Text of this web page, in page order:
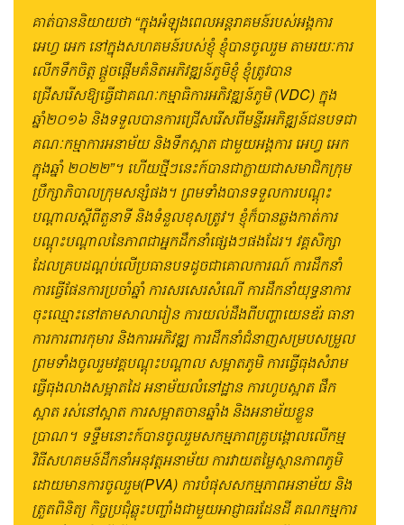
គាត់បាននិយាយថា “ក្នុងអំឡុងពេលអន្តរាគមន៍របស់អង្គការ
អេហ្វ អេក នៅក្នុងសហគមន៍របស់ខ្ញុំ ខ្ញុំបានចូលរួម តាមរយៈការ
លើកទឹកចិត្ត ផ្តួចផ្តើមគំនិតអភិវឌ្ឍន៍ភូមិខ្ញុំ ខ្ញុំត្រូវបាន
ជ្រើសរើសឱ្យធ្វើជាគណៈកម្មាធិការអភិវឌ្ឍន៍ភូមិ (VDC) ក្នុង
ឆ្នាំ២០១៦ និងទទួលបានការជ្រើសរើសពីមន្ទីរអភិឌ្ឍន៍ជនបទជា
គណៈកម្មាការអនាម័យ និងទឹកស្អាត ជាមួយអង្គការ អេហ្វ អេក
ក្នុងឆ្នាំ ២០២២”។ ហើយថ្មីៗនេះក៍បានជាក្លាយជាសមាជិកក្រុម
ប្រឹក្សាភិបាលក្រុមសន្សំផង។ ព្រមទាំងបានទទួលការបណ្តុះ
បណ្តាលស្តីពីតួនាទី និងទំនួលខុសត្រូវ។ ខ្ញុំក៏បានឆ្លងកាត់ការ
បណ្តុះបណ្តាលនៃភាពជាអ្នកដឹកនាំផ្សេងៗផងដែរ។ វគ្គសិក្សា
ដែលគ្របដណ្តប់លើប្រធានបទដូចជាគោលការណ៍ ការដឹកនាំ
ការធ្វើផែនការប្រចាំឆ្នាំ ការសរសេរសំណើ ការដឹកនាំយុទ្ធនាការ
ចុះឈ្មោះនៅតាមសាលារៀន ការយល់ដឹងពីបញ្ហាយេនឌ័រ ធានា
ការការពារកុមារ និងការអភិវឌ្ឍ ការដឹកនាំជំនាញសម្របសម្រួល
ព្រមទាំងចូលរួមវគ្គបណ្ដុះបណ្ដាល សម្អាតភូមិ ការធ្វើធុងសំរាម
ធ្វើធុងលាងសម្អាតដៃ អនាម័យលំនៅដ្ឋាន ការហូបស្អាត ផឹក
ស្អាត រស់នៅស្អាត ការសម្អាតចានឆ្នាំង និងអនាម័យខ្លួន
ប្រាណ។ ទទ្ទឹមនោះក៍បានចូលរួមសកម្មភាពគ្រូបង្គោលលើកម្ម
វិធីសហគមន៍ដឹកនាំអនុវត្តអនាម័យ ការវាយតម្លៃស្ថានភាពភូមិ
ដោយមានការចូលរួម(PVA) ការបំផុសសកម្មភាពអនាម័យ និង
ត្រួតពិនិត្យ កិច្ចប្រជុំឆ្លុះបញ្ចាំងជាមួយអាជ្ញាធរដែនដី គណកម្មការ